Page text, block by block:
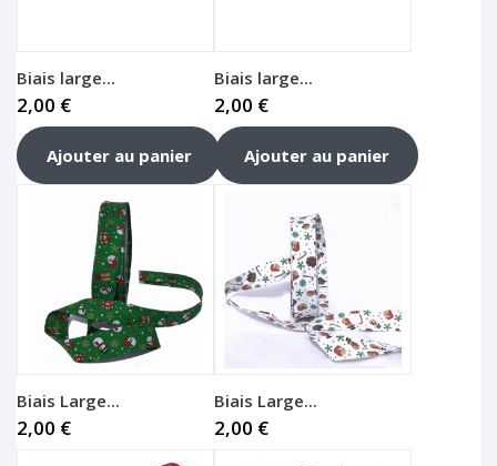
Biais large...
2,00 €
Ajouter au panier
Biais large...
2,00 €
Ajouter au panier
Biais Large...
2,00 €
Biais Large...
2,00 €